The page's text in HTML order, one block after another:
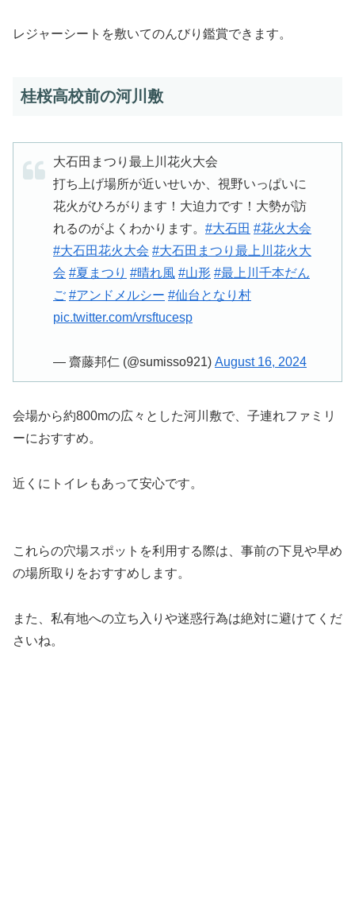
レジャーシートを敷いてのんびり鑑賞できます。
桂桜高校前の河川敷
大石田まつり最上川花火大会
打ち上げ場所が近いせいか、視野いっぱいに
花火がひろがります！大迫力です！大勢が訪
れるのがよくわかります。 #大石田 #花火大会
#大石田花火大会 #大石田まつり最上川花火大
会 #夏まつり #晴れ風 #山形 #最上川千本だん
ご #アンドメルシー #仙台となり村
pic.twitter.com/vrsftucesp
— 齋藤邦仁 (@sumisso921) August 16, 2024
会場から約800mの広々とした河川敷で、子連れファミリ
ーにおすすめ。
近くにトイレもあって安心です。
これらの穴場スポットを利用する際は、事前の下見や早め
の場所取りをおすすめします。
また、私有地への立ち入りや迷惑行為は絶対に避けてくだ
さいね。